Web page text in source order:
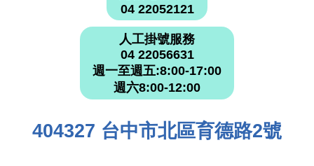
04 22052121
人工掛號服務
04 22056631
週一至週五:8:00-17:00
週六8:00-12:00
404327 台中市北區育德路2號